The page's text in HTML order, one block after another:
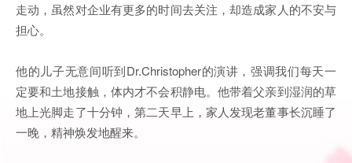
走动，虽然对企业有更多的时间去关注，却造成家人的不安与
担心。
他的儿子无意间听到Dr.Christopher的演讲，强调我们每天一
定要和土地接触，体内才不会积静电。他带着父亲到湿润的草
地上光脚走了十分钟，第二天早上，家人发现老董事长沉睡了
一晚，精神焕发地醒来。